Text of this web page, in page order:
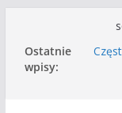
treści
Ostatnie
wpisy: